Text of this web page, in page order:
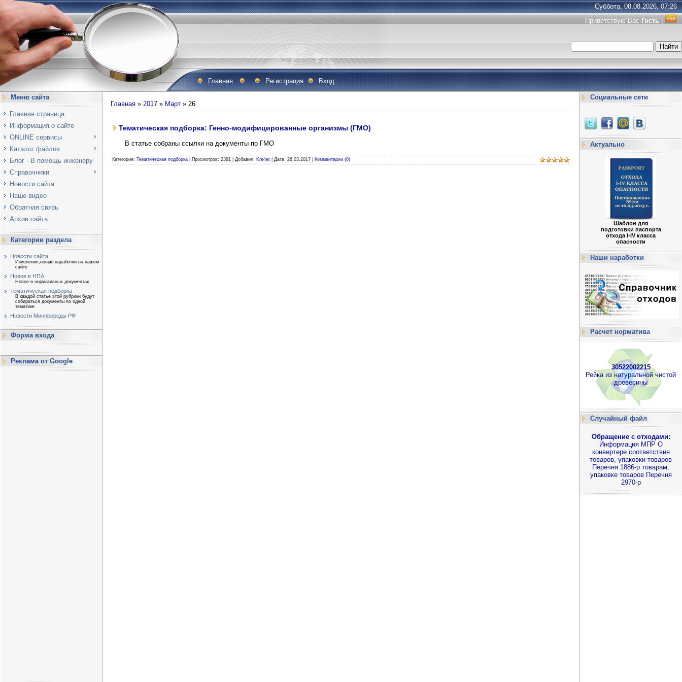
Суббота, 08.08.2026, 07:26
Приветствую Вас Гость
Главная Регистрация Вход
Меню сайта
Главная страница
Информация о сайте
ONLINE сервисы
Каталог файлов
Блог - В помощь инженеру
Справочники
Новости сайта
Наше видео
Обратная связь
Архив сайта
Категории раздела
Новости сайта
Изменения,новые наработки на нашем
сайте
Новое в НПА
Новое в нормативных документах
Тематическая подборка
В каждой статье этой рубрики будут
собираться документы по одной
тематике
Новости Минприроды РФ
Форма входа
Реклама от Google
Главная » 2017 » Март » 26
Тематическая подборка: Генно-модифицированные организмы (ГМО)
В статье собраны ссылки на документы по ГМО
Категория: Тематическая подборка Просмотров: 2381 Добавил: Kre4et Дата: 26.03.2017 Комментарии (0)
Социальные сети
Актуально
Шаблон для
подготовки паспорта
отхода I-IV класса
опасности
Наши наработки
Расчет норматива
30522002215
Рейка из натуральной чистой
древесины
Случайный файл
Обращение с отходами:
Информация МПР О
конвертере соответствия
товаров, упаковки товаров
Перечня 1886-р товарам,
упаковке товаров Перечня
2970-р